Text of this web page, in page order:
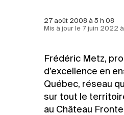
27 août 2008 à 5 h 08
Mis à jour le 7 juin 2022
Frédéric Metz,
d’excellence en
Québec, réseau
sur tout le
au Château